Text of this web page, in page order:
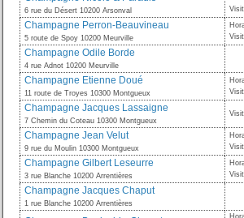
6 rue du Désert 10200 Arsonval
Champagne Perron-Beauvineau
5 route de Spoy 10200 Meurville
Champagne Odile Borde
4 rue Adnot 10200 Meurville
Champagne Etienne Doué
11 route de Troyes 10300 Montgueux
Champagne Jacques Lassaigne
7 Chemin du Coteau 10300 Montgueux
Champagne Jean Velut
9 rue du Moulin 10300 Montgueux
Champagne Gilbert Leseurre
3 rue Blanche 10200 Arrentières
Champagne Jacques Chaput
1 rue Blanche 10200 Arrentières